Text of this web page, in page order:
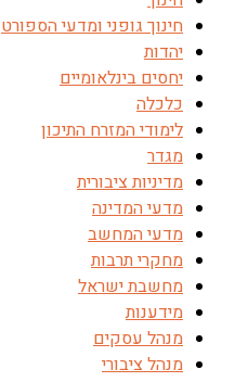
חינוך גופני ומדעי הספורט
יהדות
יחסים בינלאומיים
כלכלה
לימודי המזרח התיכון
מגדר
מדיניות ציבורית
מדעי המדינה
מדעי המחשב
מחקרי תרבות
מחשבת ישראל
מידענות
מנהל עסקים
מנהל ציבורי